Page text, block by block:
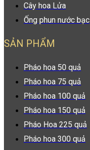
Cây hoa Lửa
Ống phun nước bạc
SẢN PHẨM
Pháo hoa 50 quả
Pháo hoa 75 quả
Pháo hoa 100 quả
Pháo hoa 150 quả
Pháo Hoa 225 quả
Pháo hoa 300 quả